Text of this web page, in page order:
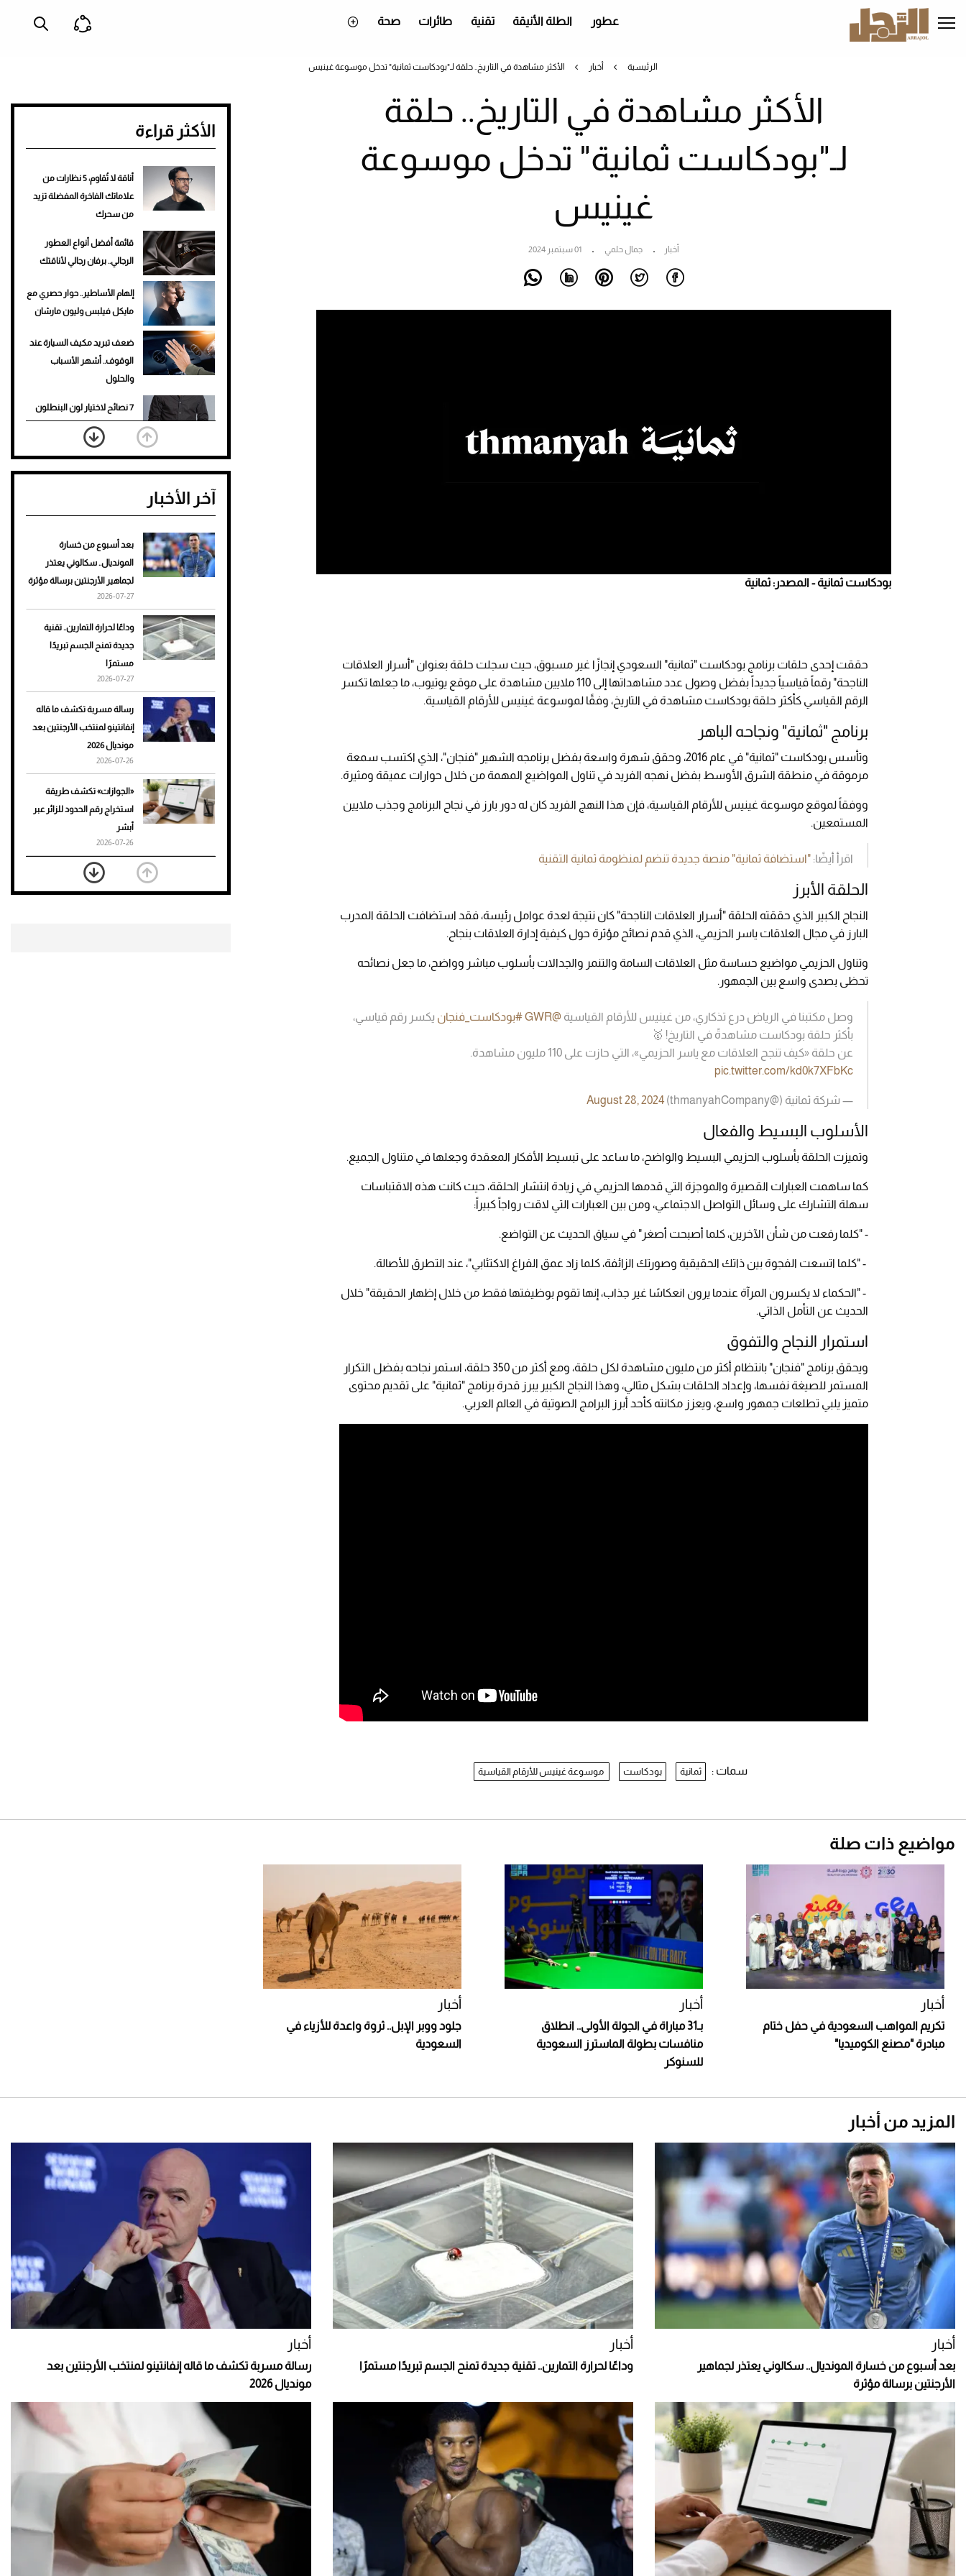
إلى
المحتوى
عطور الطلة الأنيقة تقنية طائرات صحة
الرئيسية أخبار الأكثر مشاهدة في التاريخ.. حلقة لـ"بودكاست ثمانية" تدخل موسوعة غينيس
الأكثر مشاهدة في التاريخ.. حلقة
لـ"بودكاست ثمانية" تدخل موسوعة
غينيس
أخبار جمال حلمي 01 سبتمبر 2024
بودكاست ثمانية - المصدر: ثمانية
حققت إحدى حلقات برنامج بودكاست "ثمانية" السعودي إنجازًا غير مسبوق، حيث سجلت حلقة بعنوان "أسرار العلاقات
الناجحة" رقماً قياسياً جديداً بفضل وصول عدد مشاهداتها إلى 110 ملايين مشاهدة على موقع يوتيوب، ما جعلها تكسر
الرقم القياسي كأكثر حلقة بودكاست مشاهدة في التاريخ، وفقًا لموسوعة غينيس للأرقام القياسية.
برنامج "ثمانية" ونجاحه الباهر
وتأسس بودكاست "ثمانية" في عام 2016، وحقق شهرة واسعة بفضل برنامجه الشهير "فنجان"، الذي اكتسب سمعة
مرموقة في منطقة الشرق الأوسط بفضل نهجه الفريد في تناول المواضيع المهمة من خلال حوارات عميقة ومثيرة.
ووفقاً لموقع موسوعة غينيس للأرقام القياسية، فإن هذا النهج الفريد كان له دور بارز في نجاح البرنامج وجذب ملايين
المستمعين.
اقرأ أيضًا: "استضافة ثمانية" منصة جديدة تنضم لمنظومة ثمانية التقنية
الحلقة الأبرز
النجاح الكبير الذي حققته الحلقة "أسرار العلاقات الناجحة" كان نتيجة لعدة عوامل رئيسة، فقد استضافت الحلقة المدرب
البارز في مجال العلاقات ياسر الحزيمي، الذي قدم نصائح مؤثرة حول كيفية إدارة العلاقات بنجاح.
وتناول الحزيمي مواضيع حساسة مثل العلاقات السامة والتنمر والجدالات بأسلوب مباشر وواضح، ما جعل نصائحه
تحظى بصدى واسع بين الجمهور.
وصل مكتبنا في الرياض درع تذكاري، من غينيس للأرقام القياسية @GWR #بودكاست_فنجان يكسر رقم قياسي،
بأكثر حلقة بودكاست مشاهدةً في التاريخ! 🥇
عن حلقة «كيف تنجح العلاقات مع ياسر الحزيمي»، التي حازت على 110 مليون مشاهدة.
pic.twitter.com/kd0k7XFbKc
— شركة ثمانية (@thmanyahCompany) August 28, 2024
الأسلوب البسيط والفعال
وتميزت الحلقة بأسلوب الحزيمي البسيط والواضح، ما ساعد على تبسيط الأفكار المعقدة وجعلها في متناول الجميع.
كما ساهمت العبارات القصيرة والموجزة التي قدمها الحزيمي في زيادة انتشار الحلقة، حيث كانت هذه الاقتباسات
سهلة التشارك على وسائل التواصل الاجتماعي، ومن بين العبارات التي لاقت رواجاً كبيراً:
- "كلما رفعت من شأن الآخرين، كلما أصبحت أصغر" في سياق الحديث عن التواضع.
- "كلما اتسعت الفجوة بين ذاتك الحقيقية وصورتك الزائفة، كلما زاد عمق الفراغ الاكتئابي"، عند التطرق للأصالة.
- "الحكماء لا يكسرون المرآة عندما يرون انعكاسًا غير جذاب، إنها تقوم بوظيفتها فقط من خلال إظهار الحقيقة" خلال
الحديث عن التأمل الذاتي.
استمرار النجاح والتفوق
ويحقق برنامج "فنجان" بانتظام أكثر من مليون مشاهدة لكل حلقة، ومع أكثر من 350 حلقة، استمر نجاحه بفضل التكرار
المستمر للصيغة نفسها، وإعداد الحلقات بشكل مثالي، وهذا النجاح الكبير يبرز قدرة برنامج "ثمانية" على تقديم محتوى
متميز يلبي تطلعات جمهور واسع، ويعزز مكانته كأحد أبرز البرامج الصوتية في العالم العربي.
الأكثر قراءة
أناقة لا تُقاوم: 5 نظارات من
علاماتك الفاخرة المفضلة تزيد
من سحرك
قائمة أفضل أنواع العطور
الرجالي.. برفان رجالي لأناقتك
إلهام الأساطير.. حوار حصري مع
مايكل فيلبس وليون مارشان
ضعف تبريد مكيف السيارة عند
الوقوف.. أشهر الأسباب
والحلول
7 نصائح لاختيار لون البنطلون
المناسب للقميص الأسود
نرى المستقبل من خلال
تصميماتنا.. كيف حجزت 1886
تمنحك فخامة استثنائية
هوى الأبطال
أفضل تدريج للشعر الطويل
لإطلالة جريئة وعصرية
للرجال
آخر الأخبار
بعد أسبوع من خسارة
المونديال.. سكالوني يعتذر
لجماهير الأرجنتين برسالة مؤثرة
2026-07-27
وداعًا لحرارة التمارين.. تقنية
جديدة تمنح الجسم تبريدًا
مستمرًا
2026-07-27
رسالة مسربة تكشف ما قاله
إنفانتينو لمنتخب الأرجنتين بعد
مونديال 2026
2026-07-26
«الجوازات» تكشف طريقة
استخراج رقم الحدود للزائر عبر
أبشر
2026-07-26
بعد 7 أشهر من تعرضه لحادث
مروع.. جوشوا يفوز على برينغا
سمات : ثمانية بودكاست موسوعة غينيس للأرقام القياسية
مواضيع ذات صلة
أخبار
تكريم المواهب السعودية في حفل ختام
مبادرة "مصنع الكوميديا"
أخبار
بـ31 مباراة في الجولة الأولى.. انطلاق
منافسات بطولة الماسترز السعودية
للسنوكر
أخبار
جلود ووبر الإبل.. ثروة واعدة للأزياء في
السعودية
المزيد من أخبار
أخبار
بعد أسبوع من خسارة المونديال.. سكالوني يعتذر لجماهير
الأرجنتين برسالة مؤثرة
أخبار
وداعًا لحرارة التمارين.. تقنية جديدة تمنح الجسم تبريدًا مستمرًا
أخبار
رسالة مسربة تكشف ما قاله إنفانتينو لمنتخب الأرجنتين بعد
مونديال 2026